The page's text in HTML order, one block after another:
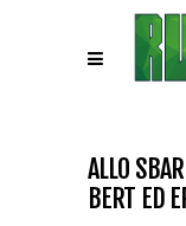
ALLO
BERT ED